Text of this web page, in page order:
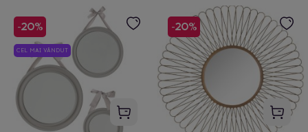
-20%
CEL MAI VÂNDUT
-20%